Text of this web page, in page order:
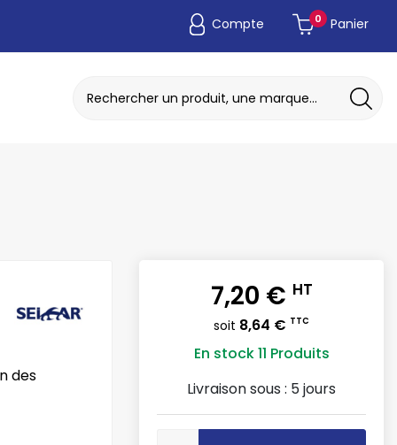
Compte 0 Panier
des
7,20 € HT
soit 8,64 € TTC
En stock11 Produits
Livraison sous : 5 jours